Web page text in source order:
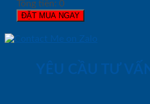
Tổng tiền: 0
ĐẶT MUA NGAY
YÊU CẦU TƯ